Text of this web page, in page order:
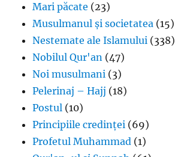
Mari păcate (23)
Musulmanul și societatea (15)
Nestemate ale Islamului (338)
Nobilul Qur'an (47)
Noi musulmani (3)
Pelerinaj – Hajj (18)
Postul (10)
Principiile credinței (69)
Profetul Muhammad (1)